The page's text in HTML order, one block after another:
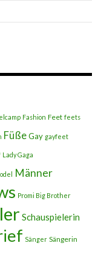
Fashion Feet feets
FüßeGay gayfeet
Lady Gaga
Männer
Promi Big Brother
Schauspielerin
Sänger Sängerin